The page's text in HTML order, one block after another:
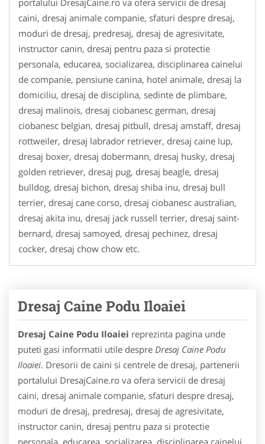
caini, dresaj animale companie, sfaturi despre dresaj,
moduri de dresaj, predresaj, dresaj de agresivitate,
instructor canin, dresaj pentru paza si protectie
personala, educarea, socializarea, disciplinarea cainelui
de companie, pensiune canina, hotel animale, dresaj la
domiciliu, dresaj de disciplina, sedinte de plimbare,
dresaj malinois, dresaj ciobanesc german, dresaj
ciobanesc belgian, dresaj pitbull, dresaj amstaff, dresaj
rottweiler, dresaj labrador retriever, dresaj caine lup,
dresaj boxer, dresaj dobermann, dresaj husky, dresaj
golden retriever, dresaj pug, dresaj beagle, dresaj
bulldog, dresaj bichon, dresaj shiba inu, dresaj bull
terrier, dresaj cane corso, dresaj ciobanesc australian,
dresaj akita inu, dresaj jack russell terrier, dresaj saint-
bernard, dresaj samoyed, dresaj pechinez, dresaj
cocker, dresaj chow chow etc.
Dresaj Caine Podu Iloaiei
Dresaj Caine Podu Iloaiei reprezinta pagina unde
puteti gasi informatii utile despre Dresaj Caine Podu
Iloaiei. Dresorii de caini si centrele de dresaj, partenerii
portalului DresajCaine.ro va ofera servicii de dresaj
caini, dresaj animale companie, sfaturi despre dresaj,
moduri de dresaj, predresaj, dresaj de agresivitate,
instructor canin, dresaj pentru paza si protectie
personala, educarea, socializarea, disciplinarea cainelui